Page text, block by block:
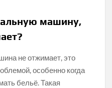
машину,
не отжимает, это
особенно когда
бельё. Такая